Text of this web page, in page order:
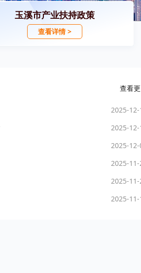
玉溪市产业扶持政策
查看详情 >
查看
2025-
2025-
2025-12-
2025-
2025-
2025-